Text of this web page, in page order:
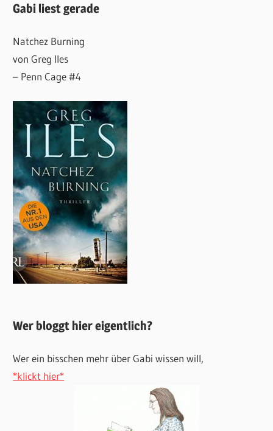
Gabi liest gerade
Natchez Burning
von Greg Iles
– Penn Cage #4
Wer bloggt hier eigentlich?
Wer ein bisschen mehr über Gabi wissen will,
*klickt hier*